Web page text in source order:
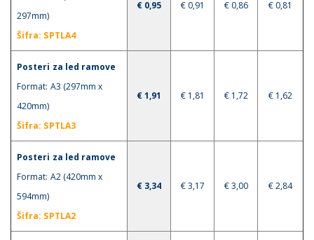
297mm)
Šifra: SPTLA4
€ 0,95 € 0,91 € 0,86 € 0,81
Posteri za led ramove
Format: A3 (297mm x
420mm)
Šifra: SPTLA3
€ 1,91 € 1,81 € 1,72 € 1,62
Posteri za led ramove
Format: A2 (420mm x
594mm)
Šifra: SPTLA2
€ 3,34 € 3,17 € 3,00 € 2,84